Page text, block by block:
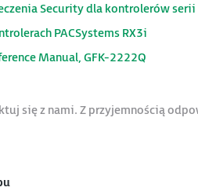
Security dla kontrolerów serii
PACSystems RX3i
Manual, GFK-2222Q
się z nami. Z przyjemnością